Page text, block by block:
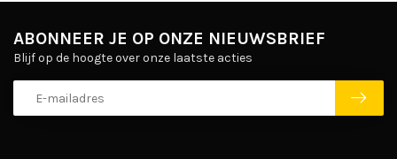
ABONNEER JE OP ONZE NIEUWSBRIEF
Blijf op de hoogte over onze laatste acties